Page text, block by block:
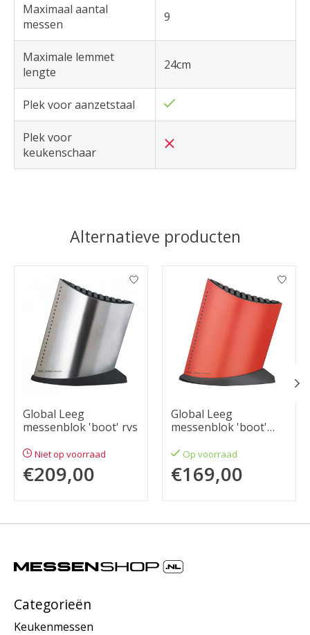
Maximaal aantal
messen
9
Maximale lemmet
lengte
24cm
Plek voor aanzetstaal
Plek voor
keukenschaar
Alternatieve producten
Items van productcarrousel
Global Leeg
messenblok 'boot' rvs
Niet op voorraad
€209,00
Global Leeg
messenblok 'boot'
Op voorraad
€169,00
Categorieën
Keukenmessen